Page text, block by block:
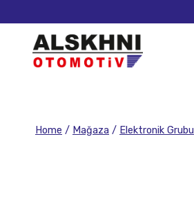
Home / Mağaza / Elektronik Grubu